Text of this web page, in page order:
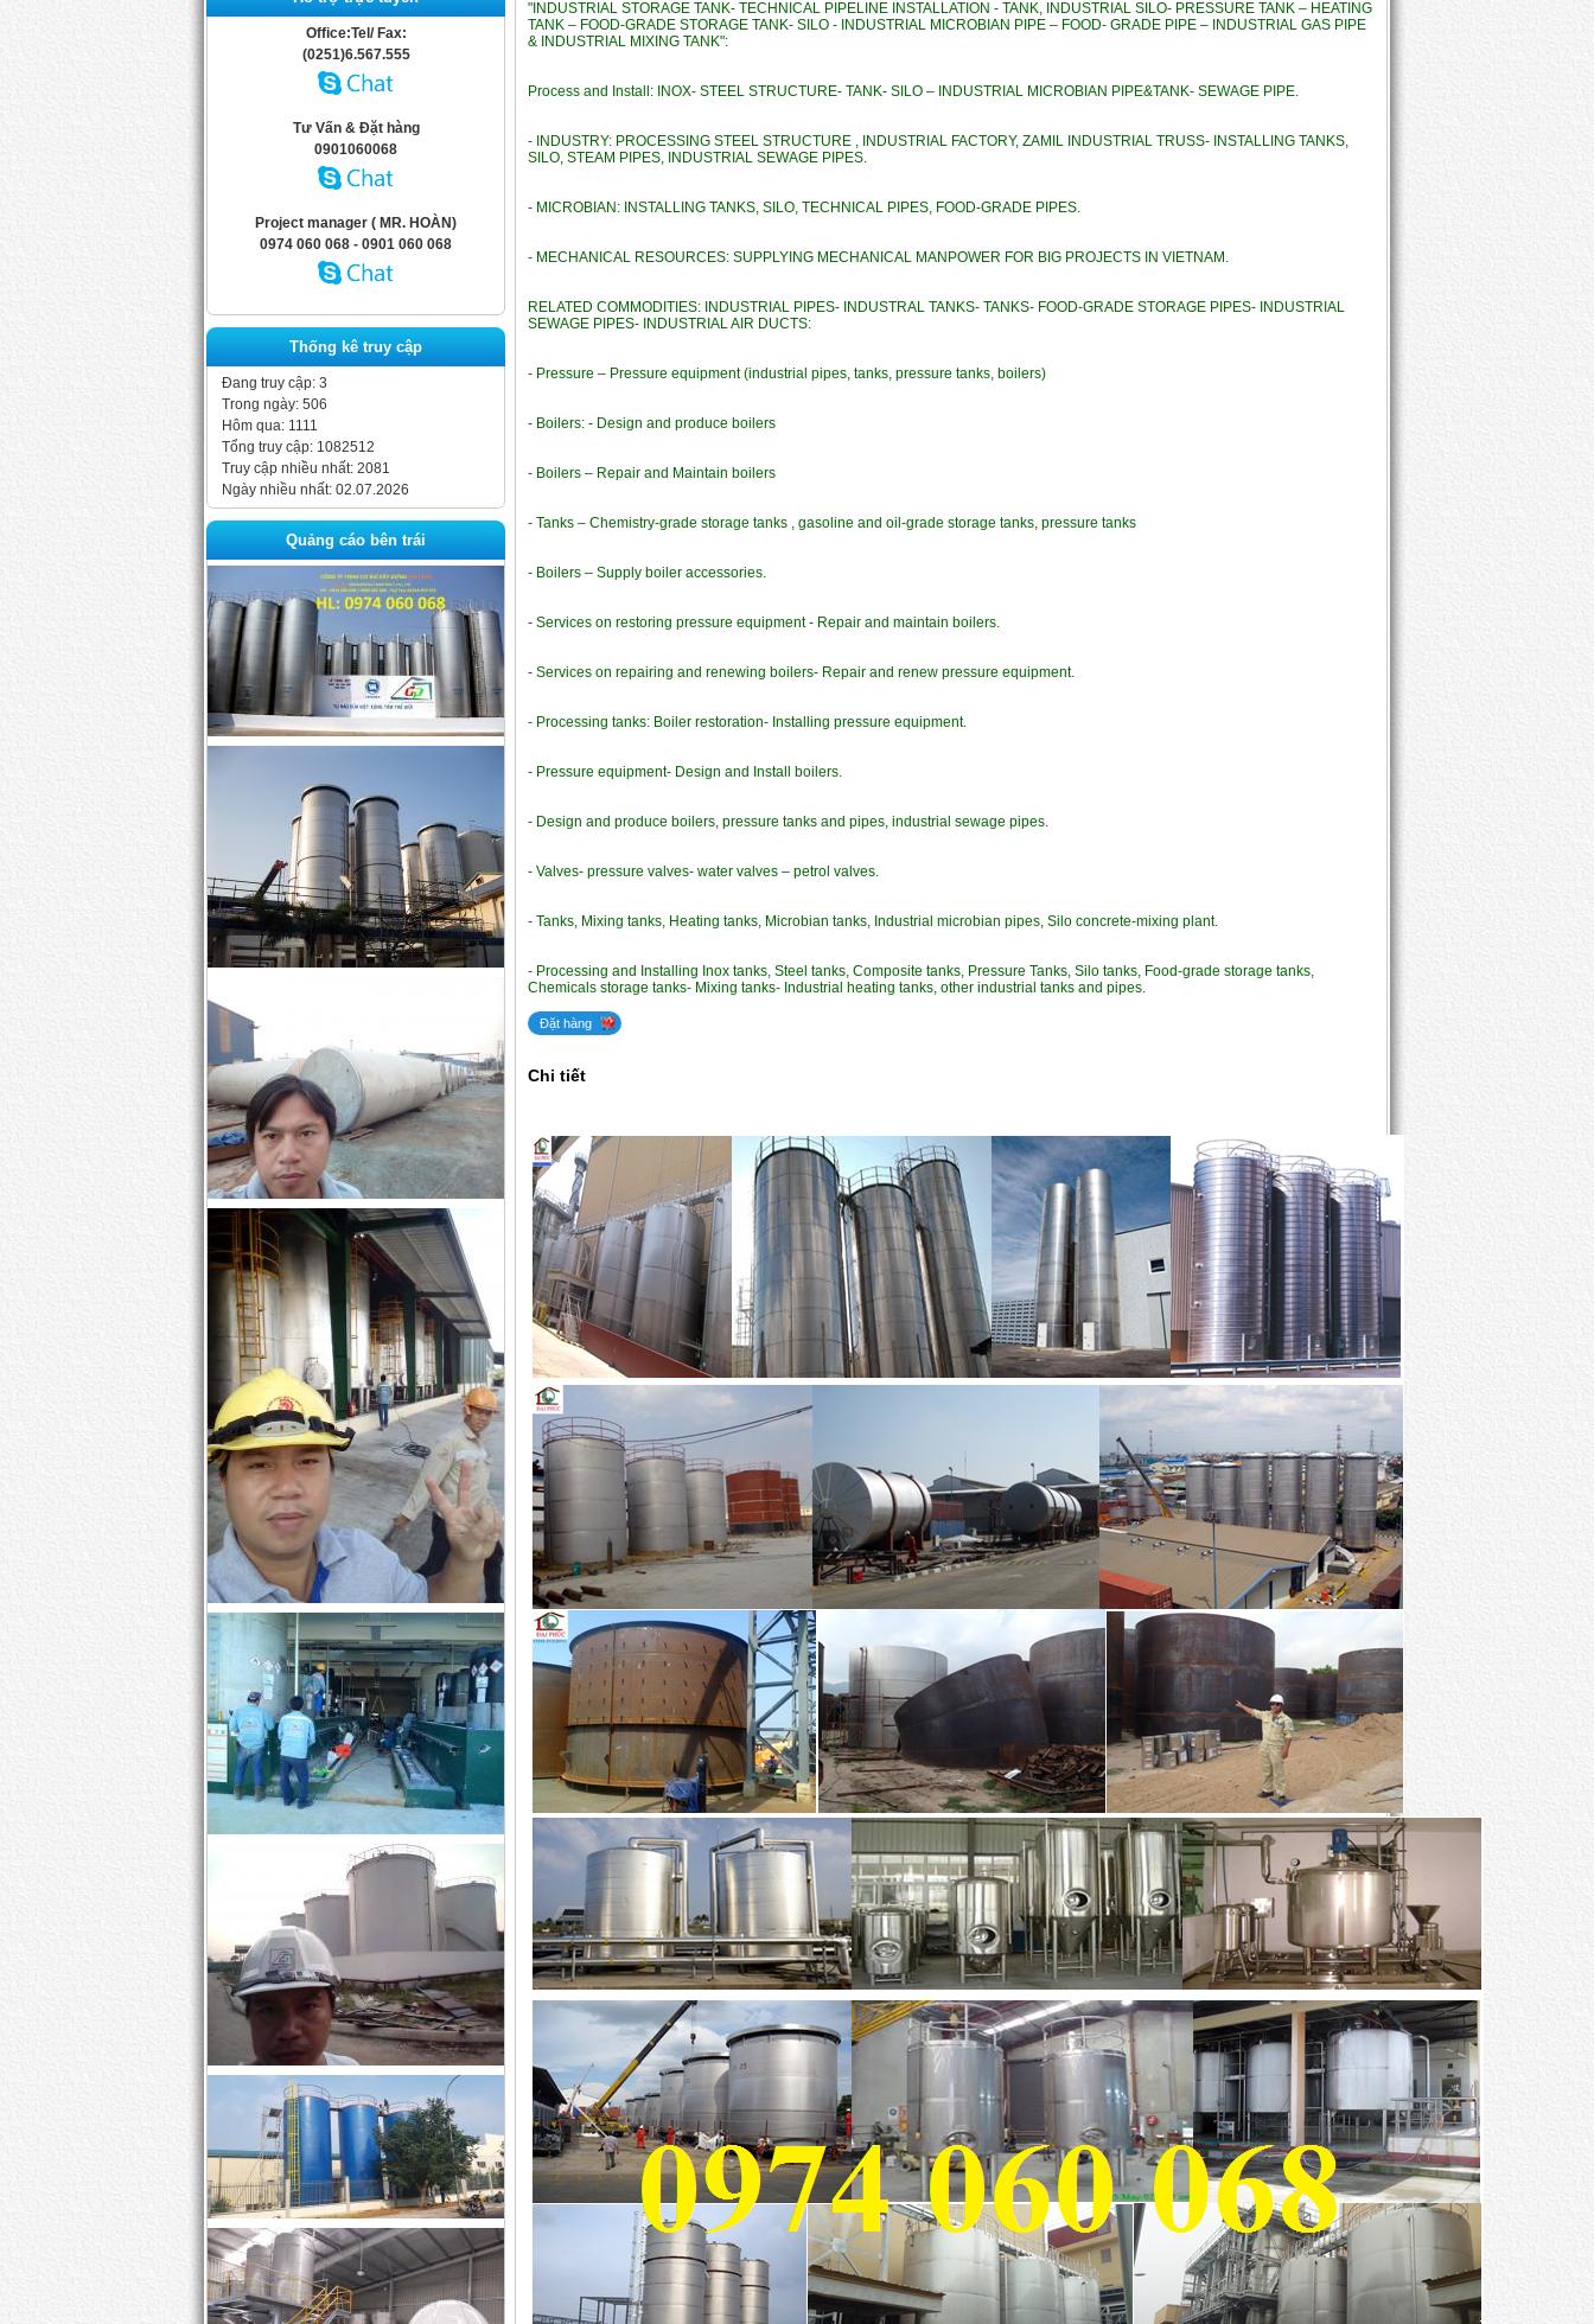
Office:Tel/ Fax:
(0251)6.567.555
Tư Vấn & Đặt hàng
0901060068
Project manager ( MR. HOÀN)
0974 060 068 - 0901 060 068
Thống kê truy cập
Đang truy cập: 3
Trong ngày: 506
Hôm qua: 1111
Tổng truy cập: 1082512
Truy cập nhiều nhất: 2081
Ngày nhiều nhất: 02.07.2026
Quảng cáo bên trái
"INDUSTRIAL STORAGE TANK- TECHNICAL PIPELINE INSTALLATION - TANK, INDUSTRIAL SILO- PRESSURE TANK – HEATING
TANK – FOOD-GRADE STORAGE TANK- SILO - INDUSTRIAL MICROBIAN PIPE – FOOD- GRADE PIPE – INDUSTRIAL GAS PIPE
& INDUSTRIAL MIXING TANK":
Process and Install: INOX- STEEL STRUCTURE- TANK- SILO – INDUSTRIAL MICROBIAN PIPE&TANK- SEWAGE PIPE.
- INDUSTRY: PROCESSING STEEL STRUCTURE , INDUSTRIAL FACTORY, ZAMIL INDUSTRIAL TRUSS- INSTALLING TANKS,
SILO, STEAM PIPES, INDUSTRIAL SEWAGE PIPES.
- MICROBIAN: INSTALLING TANKS, SILO, TECHNICAL PIPES, FOOD-GRADE PIPES.
- MECHANICAL RESOURCES: SUPPLYING MECHANICAL MANPOWER FOR BIG PROJECTS IN VIETNAM.
RELATED COMMODITIES: INDUSTRIAL PIPES- INDUSTRAL TANKS- TANKS- FOOD-GRADE STORAGE PIPES- INDUSTRIAL
SEWAGE PIPES- INDUSTRIAL AIR DUCTS:
- Pressure – Pressure equipment (industrial pipes, tanks, pressure tanks, boilers)
- Boilers: - Design and produce boilers
- Boilers – Repair and Maintain boilers
- Tanks – Chemistry-grade storage tanks , gasoline and oil-grade storage tanks, pressure tanks
- Boilers – Supply boiler accessories.
- Services on restoring pressure equipment - Repair and maintain boilers.
- Services on repairing and renewing boilers- Repair and renew pressure equipment.
- Processing tanks: Boiler restoration- Installing pressure equipment.
- Pressure equipment- Design and Install boilers.
- Design and produce boilers, pressure tanks and pipes, industrial sewage pipes.
- Valves- pressure valves- water valves – petrol valves.
- Tanks, Mixing tanks, Heating tanks, Microbian tanks, Industrial microbian pipes, Silo concrete-mixing plant.
- Processing and Installing Inox tanks, Steel tanks, Composite tanks, Pressure Tanks, Silo tanks, Food-grade storage tanks,
Chemicals storage tanks- Mixing tanks- Industrial heating tanks, other industrial tanks and pipes.
Đặt hàng
Chi tiết